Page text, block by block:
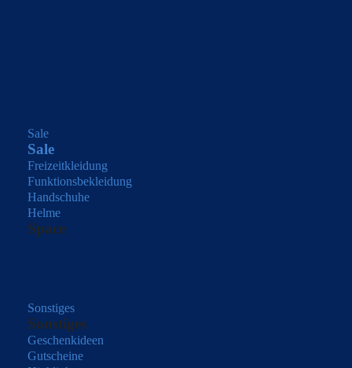
Sale
Sale
Freizeitkleidung
Funktionsbekleidung
Handschuhe
Helme
Space
Sonstiges
Sonstiges
Geschenkideen
Gutscheine